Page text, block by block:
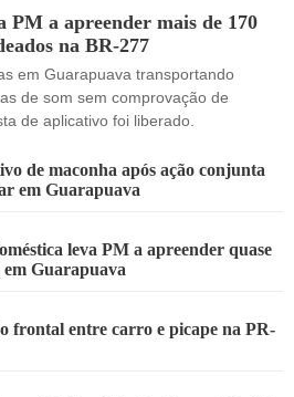
PM a apreender mais de 170
na BR-277
em Guarapuava transportando
de som sem comprovação de
de aplicativo foi liberado.
de maconha após ação conjunta
em Guarapuava
leva PM a apreender quase
em Guarapuava
frontal entre carro e picape na PR-